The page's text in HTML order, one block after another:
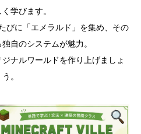
学びます。
びに「エメラルド」を集め、その
自のシステムが魅力。
ナルワールドを作り上げましょ
う。